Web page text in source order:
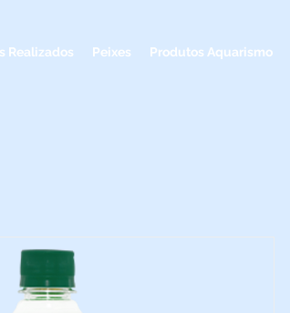
Realizados Peixes Produtos Aquarismo